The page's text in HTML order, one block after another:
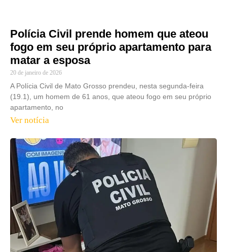
Polícia Civil prende homem que ateou
fogo em seu próprio apartamento para
matar a esposa
20 de janeiro de 2026
A Polícia Civil de Mato Grosso prendeu, nesta segunda-feira
(19.1), um homem de 61 anos, que ateou fogo em seu próprio
apartamento, no
Ver notícia